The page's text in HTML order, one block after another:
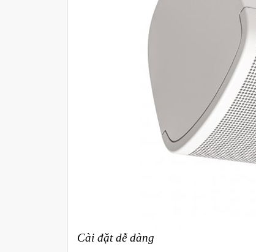
Cài đặt dễ dàng